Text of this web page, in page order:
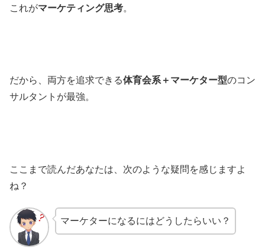
これがマーケティング思考。
だから、両方を追求できる体育会系＋マーケター型のコン
サルタントが最強。
ここまで読んだあなたは、次のような疑問を感じますよ
ね？
マーケターになるにはどうしたらいい？